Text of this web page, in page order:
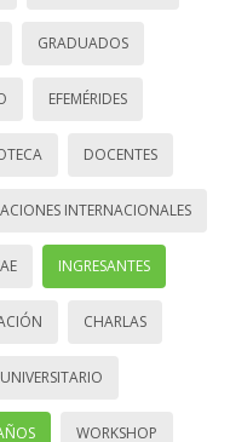
GRADUADOS
EFEMÉRIDES
DOCENTES
INTERNACIONALES
INGRESANTES
CHARLAS
WORKSHOP